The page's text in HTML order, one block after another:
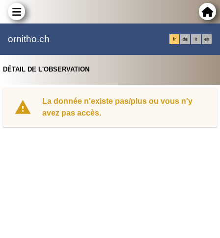
ornitho.ch fr de it en
DÉTAIL DE L'OBSERVATION
La donnée n'existe pas/plus ou vous n'y
avez pas accès.